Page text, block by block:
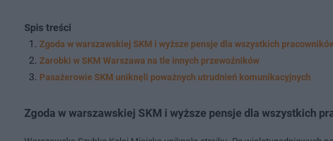
Spis treści
Zgoda w warszawskiej SKM i wyższe pensje dla wszystkich
Zarobki w SKM Warszawa na tle innych przewoźników
Pasażerowie SKM uniknęli poważnych utrudnień komunikacyjnych
Zgoda w warszawskiej SKM i wyższe pensje dla wszystkich